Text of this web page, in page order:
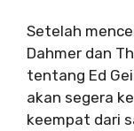
Setelah
Dahmer dan
tentang Ed
akan segera
keempat dari